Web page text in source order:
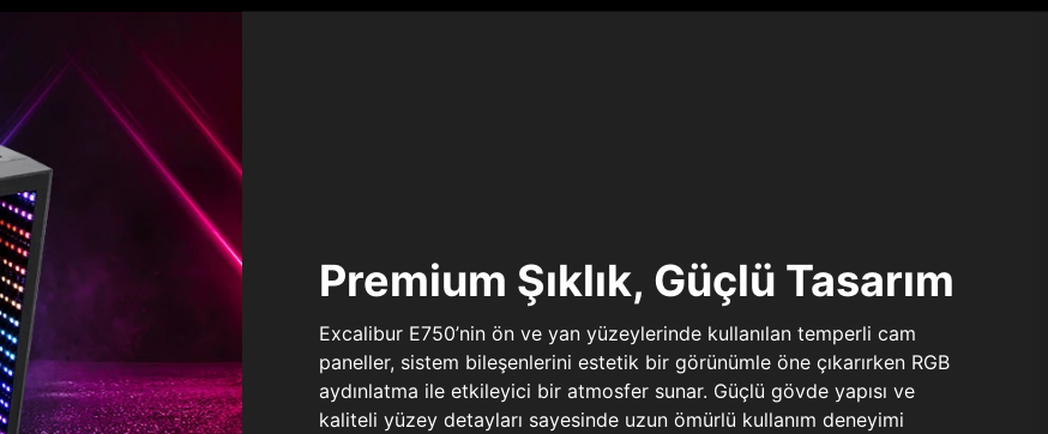
Premium Şıklık, Güçlü Tasarım
Excalibur E750’nin ön ve yan yüzeylerinde kullanılan temperli cam
paneller, sistem bileşenlerini estetik bir görünümle öne çıkarırken RGB
aydınlatma ile etkileyici bir atmosfer sunar. Güçlü gövde yapısı ve
kaliteli yüzey detayları sayesinde uzun ömürlü kullanım deneyimi